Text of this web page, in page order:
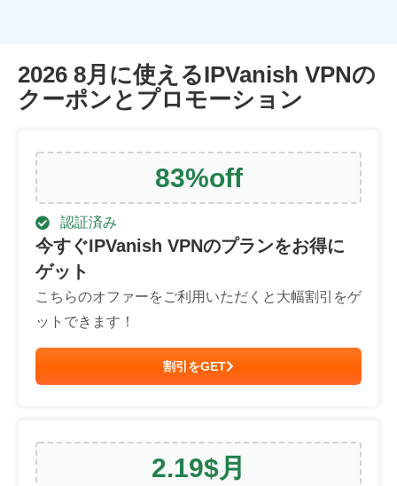
2026 8月に使えるIPVanish VPNの
クーポンとプロモーション
83%off
認証済み
今すぐIPVanish VPNのプランをお得に
ゲット
こちらのオファーをご利用いただくと大幅割引をゲ
ットできます！
割引をGET
2.19$月